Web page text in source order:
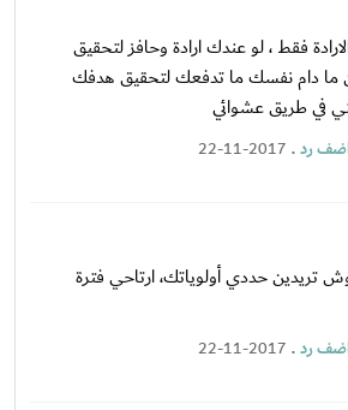
فقط ، لو عندك ارادة وحافز لتحقيق
ما دام نفسك ما تدفعك لتحقيق هدفك
في طريق عشوائي
رد.
22-11-2017
تريدين حددي أولوياتك، ارتاحي فترة
رد.
22-11-2017